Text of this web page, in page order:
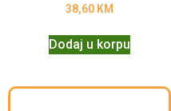
38,60 KM
Dodaj u korpu